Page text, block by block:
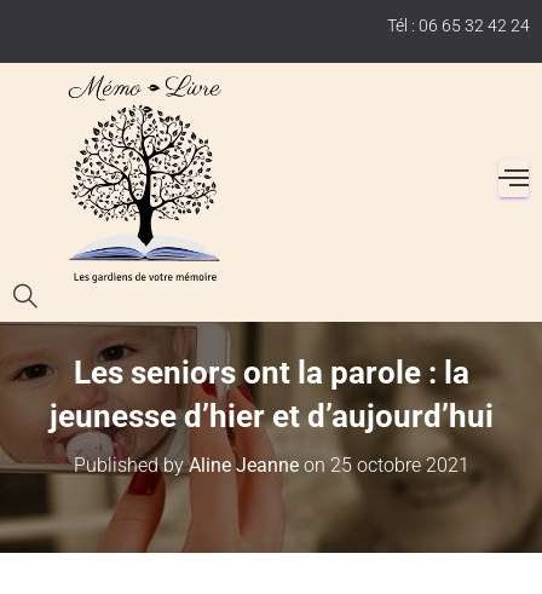
Tél : 06 65 32 42 24
Les seniors ont la parole : la
jeunesse d’hier et d’aujourd’hui
Published byAline Jeanneon 25 octobre 2021